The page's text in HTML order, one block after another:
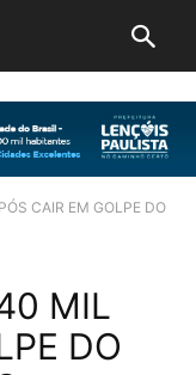
CAIR EM GOLPE DO
MIL
DO